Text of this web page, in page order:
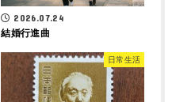
2026.07.24
結婚行進曲
日常生活